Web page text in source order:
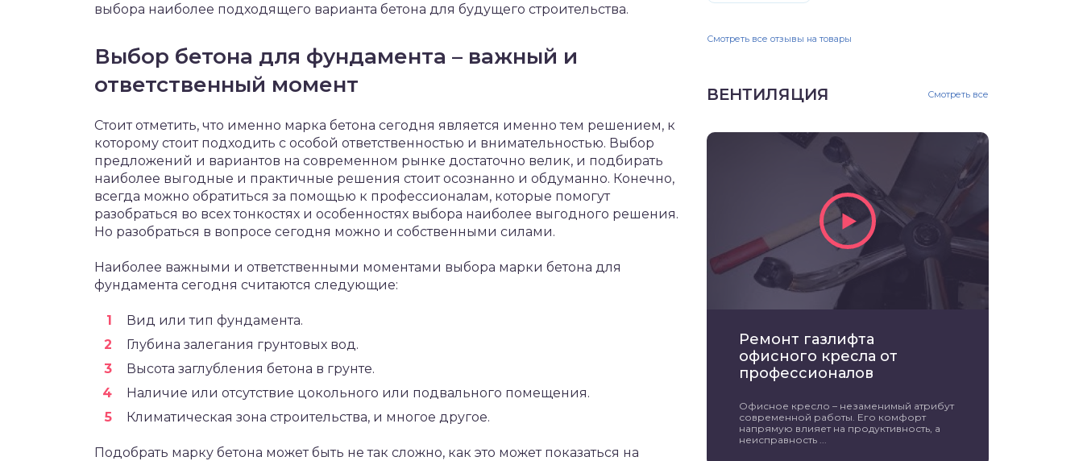
выбора наиболее подходящего варианта бетона для будущего строительства.
Выбор бетона для фундамента – важный и
ответственный момент
Стоит отметить, что именно марка бетона сегодня является именно тем решением, к
которому стоит подходить с особой ответственностью и внимательностью. Выбор
предложений и вариантов на современном рынке достаточно велик, и подбирать
наиболее выгодные и практичные решения стоит осознанно и обдуманно. Конечно,
всегда можно обратиться за помощью к профессионалам, которые помогут
разобраться во всех тонкостях и особенностях выбора наиболее выгодного решения.
Но разобраться в вопросе сегодня можно и собственными силами.
Наиболее важными и ответственными моментами выбора марки бетона для
фундамента сегодня считаются следующие:
Вид или тип фундамента.
Глубина залегания грунтовых вод.
Высота заглубления бетона в грунте.
Наличие или отсутствие цокольного или подвального помещения.
Климатическая зона строительства, и многое другое.
Подобрать марку бетона может быть не так сложно, как это может показаться на
Смотреть все отзывы на товары
ВЕНТИЛЯЦИЯ Смотреть все
Ремонт газлифта
офисного кресла от
профессионалов
Офисное кресло – незаменимый атрибут
современной работы. Его комфорт
напрямую влияет на продуктивность, а
неисправность ...